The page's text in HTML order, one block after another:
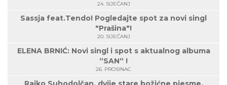
24. SIJEČANJ
Sassja feat.Tendo! Pogledajte spot za novi singl
"Prašina"!
20. SIJEČANJ
ELENA BRNIĆ: Novi singl i spot s aktualnog albuma
“SAN“ !
26. PROSINAC